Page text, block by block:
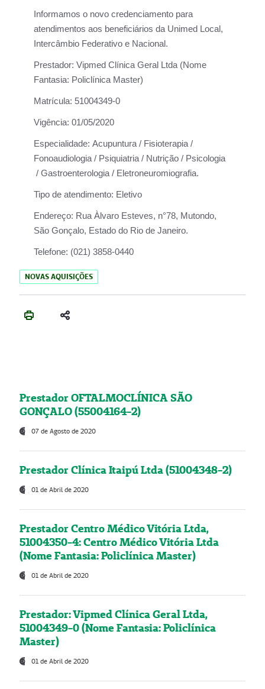
Informamos o novo credenciamento para
atendimentos aos beneficiários da Unimed Local,
Intercâmbio Federativo e Nacional.
Prestador: Vipmed Clínica Geral Ltda (Nome
Fantasia: Policlínica Master)
Matrícula: 51004349-0
Vigência: 01/05/2020
Especialidade: Acupuntura / Fisioterapia /
Fonoaudiologia / Psiquiatria / Nutrição / Psicologia
/ Gastroenterologia / Eletroneuromiografia.
Tipo de atendimento: Eletivo
Endereço: Rua Àlvaro Esteves, n°78, Mutondo,
São Gonçalo, Estado do Rio de Janeiro.
Telefone: (021) 3858-0440
NOVAS AQUISIÇÕES
Prestador OFTALMOCLÍNICA SÃO
GONÇALO (55004164-2)
07 de Agosto de 2020
Prestador Clínica Itaipú Ltda (51004348-2)
01 de Abril de 2020
Prestador Centro Médico Vitória Ltda,
51004350-4: Centro Médico Vitória Ltda
(Nome Fantasia: Policlínica Master)
01 de Abril de 2020
Prestador: Vipmed Clínica Geral Ltda,
51004349-0 (Nome Fantasia: Policlínica
Master)
01 de Abril de 2020